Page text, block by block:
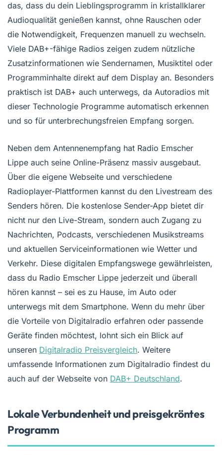
das, dass du dein Lieblingsprogramm in kristallklarer
Audioqualität genießen kannst, ohne Rauschen oder
die Notwendigkeit, Frequenzen manuell zu wechseln.
Viele DAB+-fähige Radios zeigen zudem nützliche
Zusatzinformationen wie Sendernamen, Musiktitel oder
Programminhalte direkt auf dem Display an. Besonders
praktisch ist DAB+ auch unterwegs, da Autoradios mit
dieser Technologie Programme automatisch erkennen
und so für unterbrechungsfreien Empfang sorgen.
Neben dem Antennenempfang hat Radio Emscher
Lippe auch seine Online-Präsenz massiv ausgebaut.
Über die eigene Webseite und verschiedene
Radioplayer-Plattformen kannst du den Livestream des
Senders hören. Die kostenlose Sender-App bietet dir
nicht nur den Live-Stream, sondern auch Zugang zu
Nachrichten, Podcasts, verschiedenen Musikstreams
und aktuellen Serviceinformationen wie Wetter und
Verkehr. Diese digitalen Empfangswege gewährleisten,
dass du Radio Emscher Lippe jederzeit und überall
hören kannst – sei es zu Hause, im Auto oder
unterwegs mit dem Smartphone. Wenn du mehr über
die Vorteile von Digitalradio erfahren oder passende
Geräte finden möchtest, lohnt sich ein Blick auf
unseren Digitalradio Preisvergleich. Weitere
umfassende Informationen zum Digitalradio findest du
auch auf der Webseite von DAB+ Deutschland.
Lokale Verbundenheit und preisgekröntes
Programm